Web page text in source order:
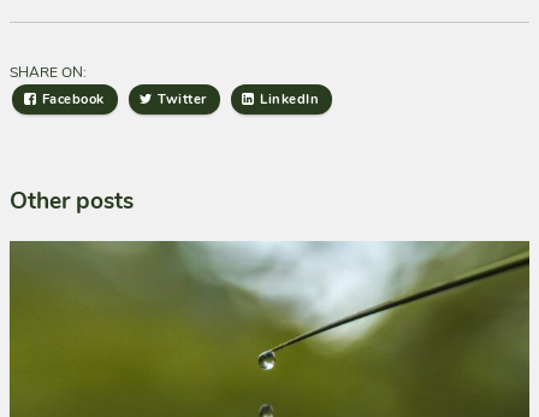
SHARE ON:
Facebook Twitter LinkedIn
Other posts